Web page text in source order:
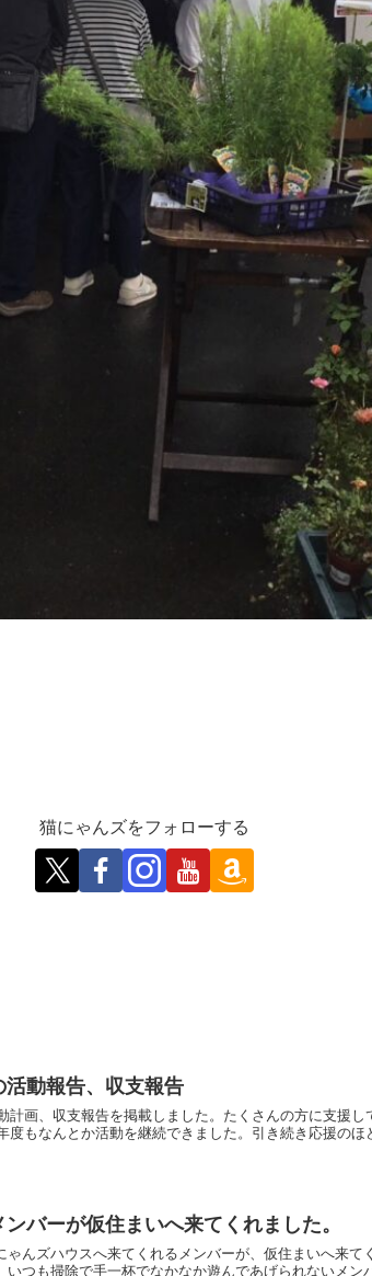
猫にゃんズをフォローする
活動報告、収支報告
計画、収支報告を掲載しました。たくさんの方に支援
度もなんとか活動を継続できました。引き続き応援のほ
バーが仮住まいへ来てくれました。
ゃんズハウスへ来てくれるメンバーが、仮住まいへ来て
いつも掃除で手一杯でなかなか遊んであげられないメン